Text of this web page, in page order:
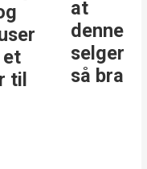
at
denne
selger
så bra